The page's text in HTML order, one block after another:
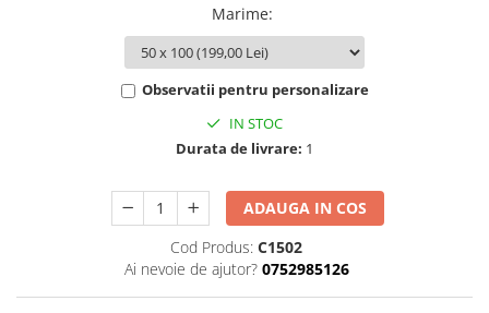
Marime:
Observatii pentru personalizare
IN STOC
Durata de livrare: 1
ADAUGA IN COS
Cod Produs: C1502
Ai nevoie de ajutor? 0752985126